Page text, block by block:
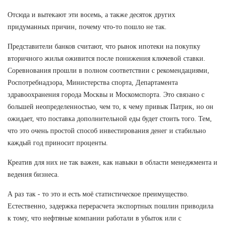
Отсюда и вытекают эти восемь, а также десяток других
придуманных причин, почему что-то пошло не так.
Представители банков считают, что рынок ипотеки на покупку
вторичного жилья оживится после понижения ключевой ставки.
Соревнования прошли в полном соответствии с рекомендациями,
Роспотребнадзора, Министерства спорта, Департамента
здравоохранения города Москвы и Москомспорта. Это связано с
большей неопределенностью, чем то, к чему привык Патрик, но он
ожидает, что поставка дополнительной еды будет стоить того. Тем,
что это очень простой способ инвестирования денег и стабильно
каждый год приносит проценты.
Креатив для них не так важен, как навыки в области менеджмента и
ведения бизнеса.
А раз так - то это и есть моё статистическое преимущество.
Естественно, задержка перерасчета экспортных пошлин приводила
к тому, что нефтяные компании работали в убыток или с